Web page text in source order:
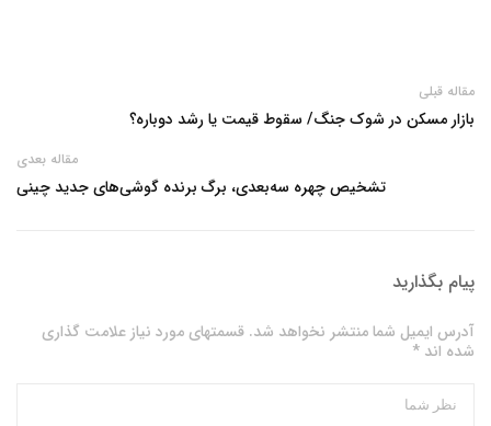
مقاله قبلی
بازار مسکن در شوک جنگ/ سقوط قیمت یا رشد دوباره؟
مقاله بعدی
تشخیص چهره سه‌بعدی، برگ برنده گوشی‌های جدید چینی
پیام بگذارید
آدرس ایمیل شما منتشر نخواهد شد. قسمتهای مورد نیاز علامت گذاری
شده اند *